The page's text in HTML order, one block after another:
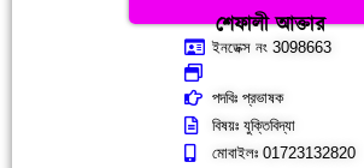
শেফালী আক্তার
ইনডেক্স নং 3098663
পদবিঃ প্রভাষক
বিষয়ঃ যুক্তিবিদ্যা
মোবাইলঃ 01723132820